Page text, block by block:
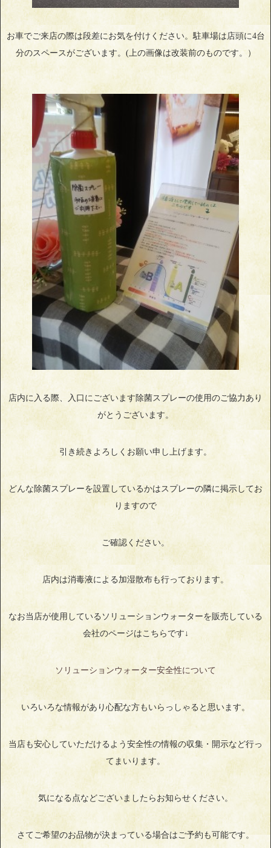
お車でご来店の際は段差にお気を付けください。駐車場は店頭に4台
分のスペースがございます。(上の画像は改装前のものです。）
店内に入る際、入口にございます除菌スプレーの使用のご協力あり
がとうございます。
引き続きよろしくお願い申し上げます。
どんな除菌スプレーを設置しているかはスプレーの隣に掲示してお
りますので
ご確認ください。
店内は消毒液による加湿散布も行っております。
なお当店が使用しているソリューションウォーターを販売している
会社のページはこちらです↓
ソリューションウォーター安全性について
いろいろな情報があり心配な方もいらっしゃると思います。
当店も安心していただけるよう安全性の情報の収集・開示など行っ
てまいります。
気になる点などございましたらお知らせください。
さてご希望のお品物が決まっている場合はご予約も可能です。